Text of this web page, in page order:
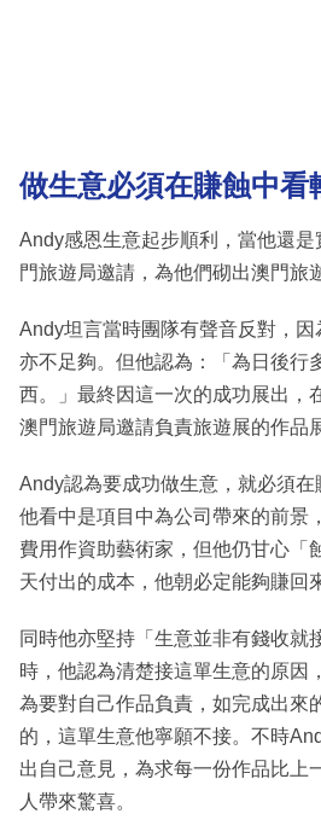
做生意必須在賺蝕中看
Andy感恩生意起步順利，當他還
門旅遊局邀請，為他們砌出澳門旅
Andy坦言當時團隊有聲音反對，因
亦不足夠。但他認為：「為日後行
西。」最終因這一次的成功展出，
澳門旅遊局邀請負責旅遊展的作品
Andy認為要成功做生意，就必須
他看中是項目中為公司帶來的前景
費用作資助藝術家，但他仍甘心「
天付出的成本，他朝必定能夠賺回
同時他亦堅持「生意並非有錢收就
時，他認為清楚接這單生意的原因
為要對自己作品負責，如完成出來
的，這單生意他寧願不接。不時
出自己意見，為求每一份作品比上
人帶來驚喜。